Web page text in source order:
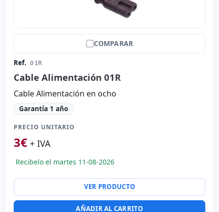
COMPARAR
Ref. 01R
Cable Alimentación 01R
Cable Alimentación en ocho
Garantía 1 año
PRECIO UNITARIO
3€ + IVA
Recibelo el martes 11-08-2026
VER PRODUCTO
AÑADIR AL CARRITO